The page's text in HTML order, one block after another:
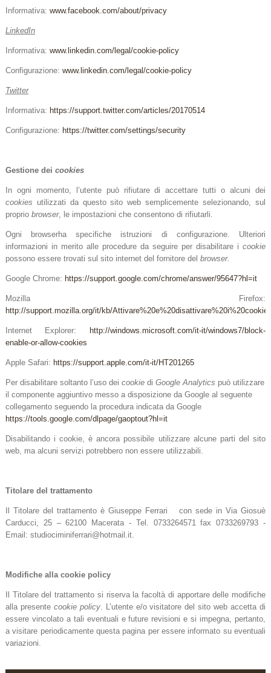
Informativa: www.facebook.com/about/privacy
LinkedIn
Informativa: www.linkedin.com/legal/cookie-policy
Configurazione: www.linkedin.com/legal/cookie-policy
Twitter
Informativa: https://support.twitter.com/articles/20170514
Configurazione: https://twitter.com/settings/security
Gestione dei cookies
In ogni momento, l’utente può rifiutare di accettare tutti o alcuni dei
cookies utilizzati da questo sito web semplicemente selezionando, sul
proprio browser, le impostazioni che consentono di rifiutarli.
Ogni browserha specifiche istruzioni di configurazione. Ulteriori
informazioni in merito alle procedure da seguire per disabilitare icookie
possono essere trovati sul sito internet del fornitore del browser.
Google Chrome: https://support.google.com/chrome/answer/95647?hl=it
Mozilla Firefox:
http://support.mozilla.org/it/kb/Attivare%20e%20disattivare%20i%20cookie
Internet Explorer:
http://windows.microsoft.com/it-it/windows7/block-
enable-or-allow-cookies
Apple Safari: https://support.apple.com/it-it/HT201265
Per disabilitare soltanto l’uso dei cookie di Google Analytics può utilizzare
il componente aggiuntivo messo a disposizione da Google al seguente
collegamento seguendo la procedura indicata da Google
https://tools.google.com/dlpage/gaoptout?hl=it
Disabilitando i cookie, è ancora possibile utilizzare alcune parti del sito
web, ma alcuni servizi potrebbero non essere utilizzabili.
Titolare del trattamento
Il Titolare del trattamento è Giuseppe Ferrari con sede in Via Giosuè
Carducci, 25 – 62100 Macerata - Tel. 0733264571 fax 0733269793 -
Email: studiociminiferrari@hotmail.it.
Modifiche alla cookie policy
Il Titolare del trattamento si riserva la facoltà di apportare delle modifiche
alla presente cookie policy. L’utente e/o visitatore del sito web accetta di
essere vincolato a tali eventuali e future revisioni e si impegna, pertanto,
a visitare periodicamente questa pagina per essere informato su eventuali
variazioni.